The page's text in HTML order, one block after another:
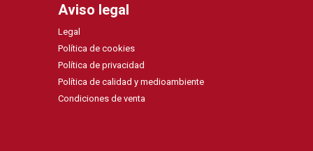
Aviso legal
Legal
Política de cookies
Política de privacidad
Política de calidad y medioambiente
Condiciones de venta